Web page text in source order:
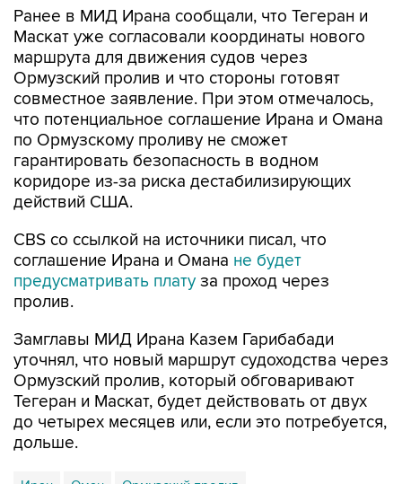
Ранее в МИД Ирана сообщали, что Тегеран и
Маскат уже согласовали координаты нового
маршрута для движения судов через
Ормузский пролив и что стороны готовят
совместное заявление. При этом отмечалось,
что потенциальное соглашение Ирана и Омана
по Ормузскому проливу не сможет
гарантировать безопасность в водном
коридоре из-за риска дестабилизирующих
действий США.
CBS со ссылкой на источники писал, что
соглашение Ирана и Омана не будет
предусматривать плату за проход через
пролив.
Замглавы МИД Ирана Казем Гарибабади
уточнял, что новый маршрут судоходства через
Ормузский пролив, который обговаривают
Тегеран и Маскат, будет действовать от двух
до четырех месяцев или, если это потребуется,
дольше.